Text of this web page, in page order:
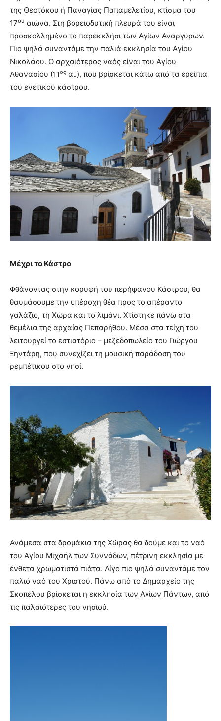
της Θεοτόκου ή Παναγίας Παπαμελετίου, κτίσμα του
17ου αιώνα. Στη βορειοδυτική πλευρά του είναι
προσκολλημένο το παρεκκλήσι των Αγίων Αναργύρων.
Πιο ψηλά συναντάμε την παλιά εκκλησία του Αγίου
Νικολάου. Ο αρχαιότερος ναός είναι του Αγίου
Αθανασίου (11ος αι.), που βρίσκεται κάτω από τα ερείπια
του ενετικού κάστρου.
Μέχρι το Κάστρο
Φθάνοντας στην κορυφή του περήφανου Κάστρου, θα
θαυμάσουμε την υπέροχη θέα προς το απέραντο
γαλάζιο, τη Χώρα και το λιμάνι. Χτίστηκε πάνω στα
θεμέλια της αρχαίας Πεπαρήθου. Μέσα στα τείχη του
λειτουργεί το εστιατόριο – μεζεδοπωλείο του Γιώργου
Ξηντάρη, που συνεχίζει τη μουσική παράδοση του
ρεμπέτικου στο νησί.
Ανάμεσα στα δρομάκια της Χώρας θα δούμε και το ναό
του Αγίου Μιχαήλ των Συννάδων, πέτρινη εκκλησία με
ένθετα χρωματιστά πιάτα. Λίγο πιο ψηλά συναντάμε τον
παλιό ναό του Χριστού. Πάνω από το Δημαρχείο της
Σκοπέλου βρίσκεται η εκκλησία των Αγίων Πάντων, από
τις παλαιότερες του νησιού.